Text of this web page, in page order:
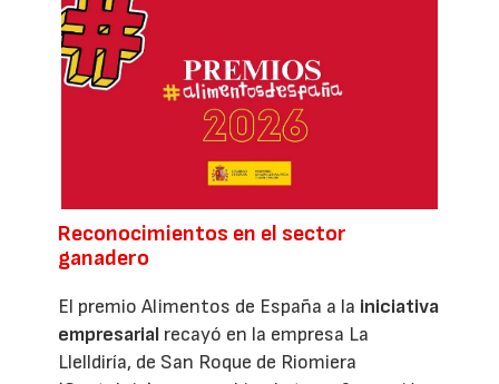
Reconocimientos en el sector
ganadero
El premio Alimentos de España a la iniciativa
empresarial recayó en la empresa La
Llelldiría, de San Roque de Riomiera